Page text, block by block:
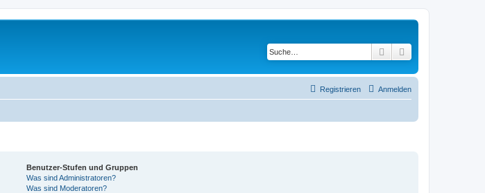
Suche
Anmelden
Registrieren
Benutzer-Stufen und Gruppen
Was sind Administratoren?
Was sind Moderatoren?